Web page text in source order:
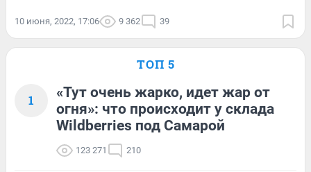
10 июня, 2022, 17:06 9 362 39
ТОП 5
1
«Тут очень жарко, идет жар от
огня»: что происходит у склада
Wildberries под Самарой
123 271 210